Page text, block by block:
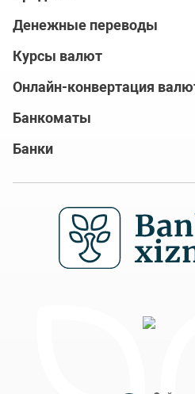
Денежные переводы
Курсы валют
Онлайн-конвертация
Банкоматы
Банки